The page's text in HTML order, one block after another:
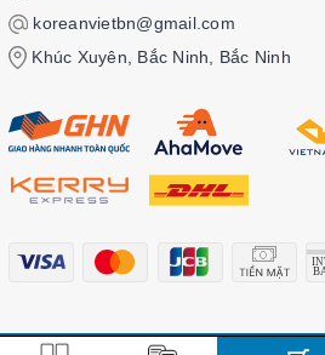
koreanvietbn@gmail.com
Khúc Xuyên, Bắc Ninh, Bắc Ninh